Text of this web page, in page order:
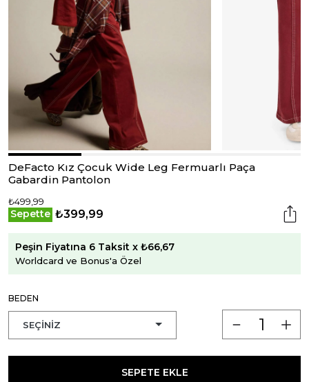
DeFacto Kız Çocuk Wide Leg Fermuarlı Paça
Gabardin Pantolon
₺499,99
Sepette ₺399,99
Peşin Fiyatına 6 Taksit x ₺66,67
Worldcard ve Bonus'a Özel
BEDEN
SEPETE EKLE